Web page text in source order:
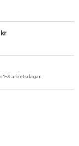
1-3 arbetsdagar.